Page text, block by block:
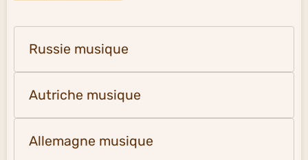
Russie musique
Autriche musique
Allemagne musique